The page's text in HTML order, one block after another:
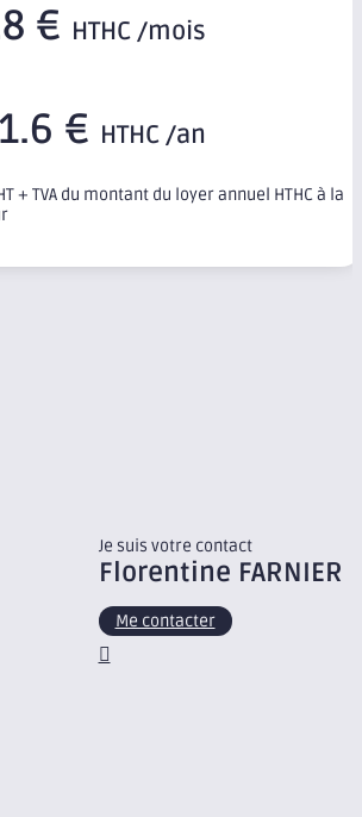
€ HTHC /mois
€ HTHC /an
+ TVA du montant du loyer annuel HTHC à la
Je suis votre contact
Florentine FARNIER
Me contacter